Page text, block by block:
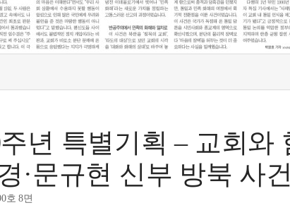
년 특별기획 – 교회와
·문규현 신부 방북 사건
호 8면